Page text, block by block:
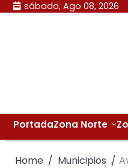
Skip sábado, Ago 08, 2026
PortadaZona Norte
Home Municipios